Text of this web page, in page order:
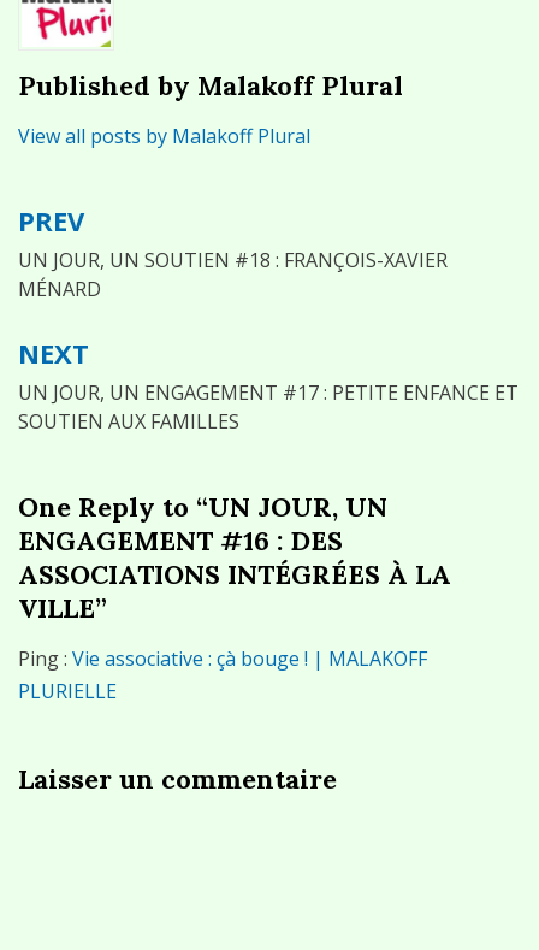
Published by Malakoff Plural
View all posts by Malakoff Plural
Navigation
de
l’article
PREV
UN JOUR, UN SOUTIEN #18 : FRANÇOIS-XAVIER
MÉNARD
NEXT
UN JOUR, UN ENGAGEMENT #17 : PETITE ENFANCE ET
SOUTIEN AUX FAMILLES
One Reply to “UN JOUR, UN
ENGAGEMENT #16 : DES
ASSOCIATIONS INTÉGRÉES À LA
VILLE”
Ping : Vie associative : çà bouge ! | MALAKOFF
PLURIELLE
Laisser un commentaire